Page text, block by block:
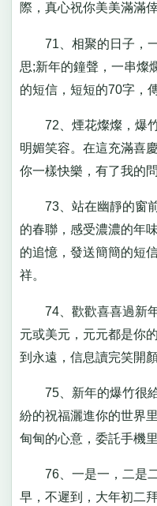
際，真心祝你美美滿滿
71、相聚的日子，一
思;新年的鐘聲，一串燦
的短信，短短的70字，
72、煙花燦燦，爆竹
明媚笑容。在這充滿喜
你一樣快樂，有了我的
73、站在幽靜的窗前
的春聯，感受濃濃的年
的追憶，發送簡簡的短
祥。
74、歡歡喜喜過新年
元或美元，元元都是你
到永遠，信息讀完笑開
75、新年的爆竹很給
紛的祝福灑進你的世界
甸甸的心意，委託手機
76、一是一，二是二
早，不遲到，大年初二